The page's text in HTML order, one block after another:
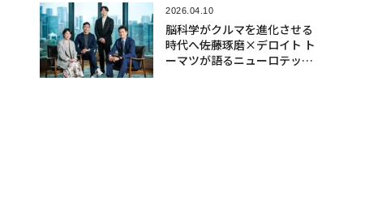
2026.04.10
脳科学がクルマを進化させる
時代へ――佐藤琢磨×デロイト ト
ーマツが語るニューロテック